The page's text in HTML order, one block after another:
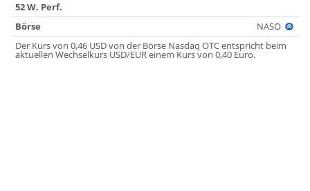
52 W. Perf.
Börse
NASO
Der Kurs von 0,46 USD von der Börse Nasdaq OTC entspricht beim
aktuellen Wechselkurs USD/EUR einem Kurs von 0,40 Euro.